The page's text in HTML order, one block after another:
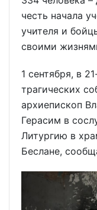
честь начала
учителя и
своими
1 сентября, в
трагических
архиепископ
Герасим в
Литургию в
Беслане,